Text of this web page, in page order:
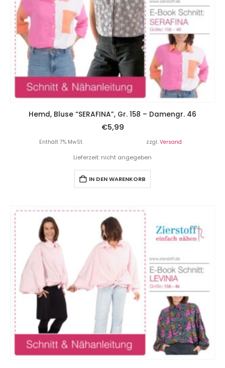
Hemd, Bluse “SERAFINA”, Gr. 158 – Damengr. 46
€5,99
Enthält 7% MwSt. zzgl. Versand
Lieferzeit: nicht angegeben
IN DEN WARENKORB